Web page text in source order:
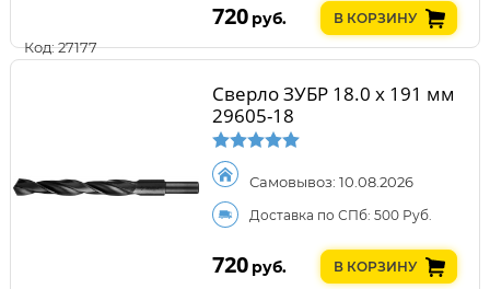
Код: 27177
720 руб. В КОРЗИНУ
Сверло ЗУБР 18.0 х 191 мм
29605-18
Самовывоз: 10.08.2026
Доставка по СПб: 500 Руб.
720 руб. В КОРЗИНУ